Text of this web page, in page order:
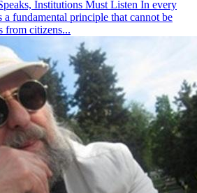
Institutions Must Listen In every
a fundamental principle that cannot be
from citizens...